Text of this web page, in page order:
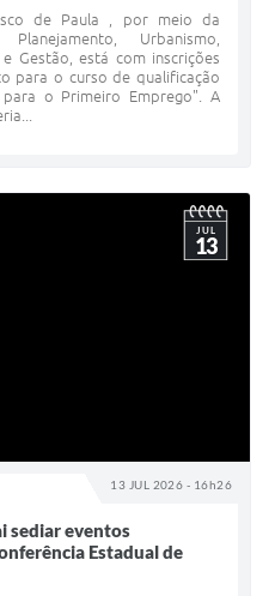
de Paula , por meio da
Urbanismo,
Gestão, está com inscrições
para o curso de qualificação
o Primeiro Emprego". A
13 JUL 2026 - 16h26
JUL
13
sediar eventos
Estadual de